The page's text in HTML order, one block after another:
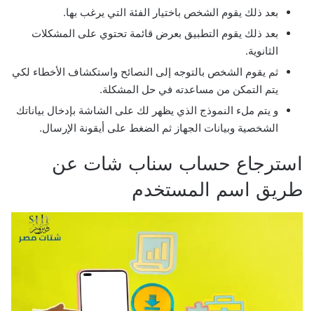
بعد ذلك يقوم الشخص باختيار الفئة التي يرغب بها.
بعد ذلك يقوم التطبيق بعرض قائمة تحتوي على المشكلات
الثانوية.
ثم يقوم الشخص بالتوجه إلى النصائح واستكشاف الأخطاء لكي
يتم التمكن من مساعدته في حل المشكلة.
و يتم ملء النموذج الذي يظهر لك على الشاشة بإدخال بياناتك
الشخصية وبيانات الجهاز ثم الضغط على أيقونة الإرسال.
استرجاع حساب سناب شات عن
طريق اسم المستخدم